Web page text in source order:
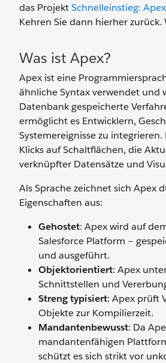
das ProjektSchnelleinstieg: Apex
Kehren Sie dann hierher zurück.
Was ist Apex?
Apex ist eine
ähnliche Syntax verwendet und
Datenbank gespeicherte
ermöglicht es Entwicklern,
Systemereignisse zu integrieren.
Klicks auf Schaltflächen, die
verknüpfter Datensätze und
Als Sprache zeichnet sich Apex
Eigenschaften aus:
Gehostet: Apex wird auf
Salesforce Platform –
und ausgeführt.
Objektorientiert: Apex
Schnittstellen und
Streng typisiert: Apex prüft
Objekte zur Kompilierzeit.
Mandantenbewusst: Da
mandantenfähigen
schützt es sich strikt vor